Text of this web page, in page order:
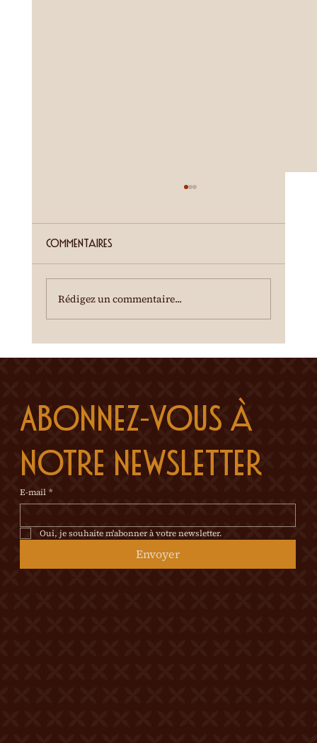
Abonnez-vous à
notre newsletter
E-mail *
Oui, je souhaite m'abonner à votre newsletter.
Envoyer
Cour de la Ferme du Château Mercier
Entrée gratuite Restauration dès 19h00
Commentaires
Rédigez un commentaire...